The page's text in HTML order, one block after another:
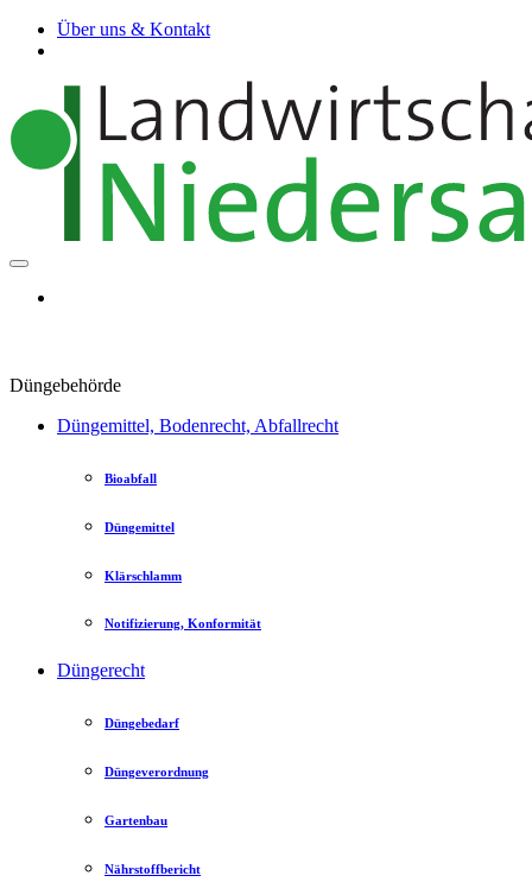
Über uns & Kontakt
Düngebehörde
Düngemittel, Bodenrecht, Abfallrecht
Bioabfall
Düngemittel
Klärschlamm
Notifizierung, Konformität
Düngerecht
Düngebedarf
Düngeverordnung
Gartenbau
Nährstoffbericht